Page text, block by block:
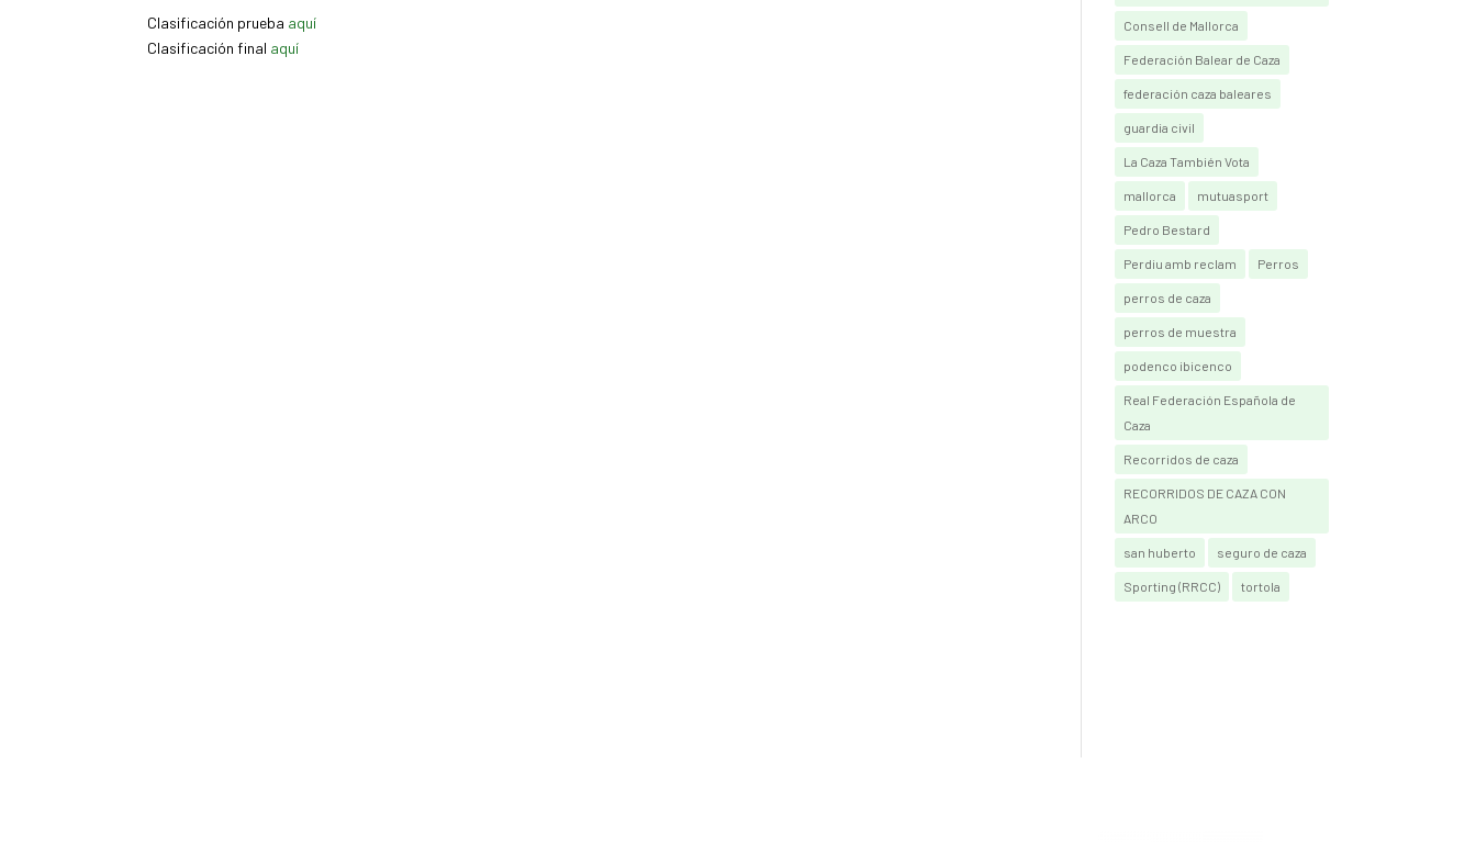
Clasificación prueba aquí
Clasificación final aquí
Consell de Mallorca
Federación Balear de Caza
federación caza baleares
guardia civil
La Caza También Vota
mallorca mutuasport
Pedro Bestard
Perdiu amb reclam Perros
perros de caza
perros de muestra
podenco ibicenco
Real Federación Española de
Caza
Recorridos de caza
RECORRIDOS DE CAZA CON
ARCO
san huberto seguro de caza
Sporting (RRCC) tortola